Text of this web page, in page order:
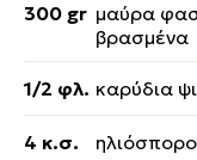
300 gr μαύρα
βρασμένα
1/2 φλ. καρύδια
4 κ.σ. ηλιόσπορο